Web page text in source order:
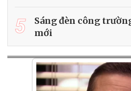
5
Sáng đèn công
mới